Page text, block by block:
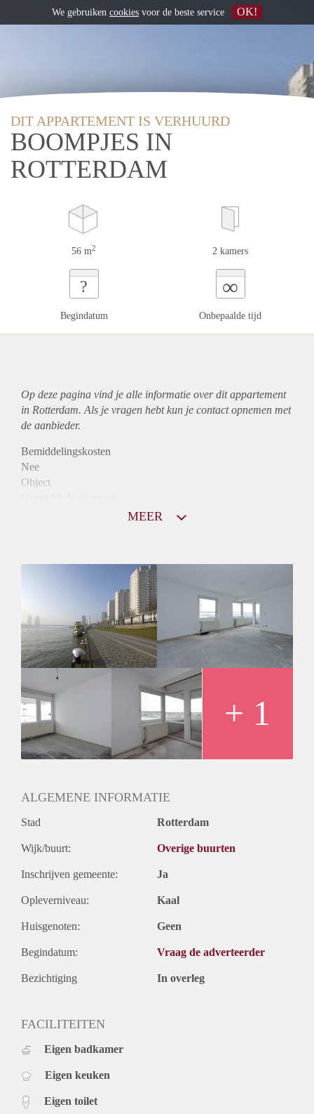
DIT APPARTEMENT IS VERHUURD
BOOMPJES IN
ROTTERDAM
56 m2 2 kamers
?
Begindatum
∞
Onbepaalde tijd
Op deze pagina vind je alle informatie over ditappartement
in Rotterdam. Als je vragen hebt kun je contact opnemen met
de aanbieder.
Bemiddelingskosten
Nee
Object
2,9 X Maandhuur Bruto
Huurtermijn
Onbepaalde termijn
Oplevering
MEER
+ 1
ALGEMENE INFORMATIE
Stad Rotterdam
Wijk/buurt: Overige buurten
Inschrijven gemeente: Ja
Opleverniveau: Kaal
Huisgenoten: Geen
Begindatum: Vraag de adverteerder
Bezichtiging In overleg
FACILITEITEN
Eigen badkamer
Eigen keuken
Eigen toilet
We gebruiken cookies voor de beste service OK!